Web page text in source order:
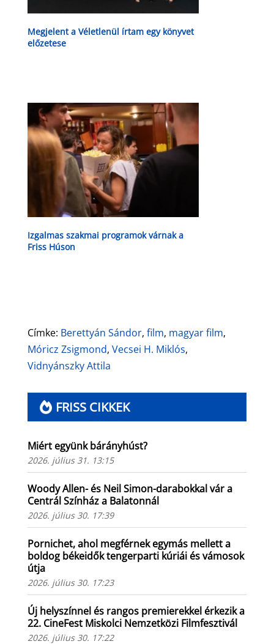
Megjelent a Véletlenül írtam egy könyvet
előzetese
Izgalmas szakmai programok várnak a
Friss Húson
Címke: Berettyán Sándor, film, magyar film,
Móricz Zsigmond, Vecsei H. Miklós,
Vidnyánszky Attila
FRISS CIKKEK
Miért együnk bárányhúst?
2026. július 31. 13:15
Woody Allen- és Neil Simon-darabokkal vár a
Centrál Színház a Balatonnál
2026. július 30. 17:39
Pornichet, ahol megférnek egymás mellett a
boldog békeidők tengerparti kúriái és vámosok
útja
2026. július 30. 17:23
Új helyszínnel és rangos premierekkel érkezik a
22. CineFest Miskolci Nemzetközi Filmfesztivál
2026. július 30. 17:22